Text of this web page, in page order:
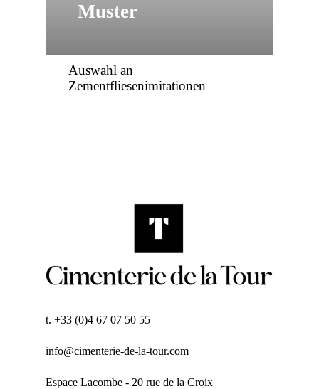
Muster
Auswahl an
Zementfliesenimitationen
t. +33 (0)4 67 07 50 55
info@cimenterie-de-la-tour.com
Espace Lacombe - 20 rue de la Croix